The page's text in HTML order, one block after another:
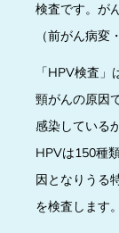
検査です。が
（前がん病変
「HPV検査
頸がんの原因
感染している
HPVは150種
因となりうる
を検査します。